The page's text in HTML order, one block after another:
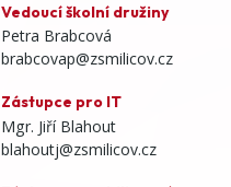
Vedoucí školní družiny
Petra Brabcová
brabcovap@zsmilicov.cz
Zástupce pro IT
Mgr. Jiří Blahout
blahoutj@zsmilicov.cz